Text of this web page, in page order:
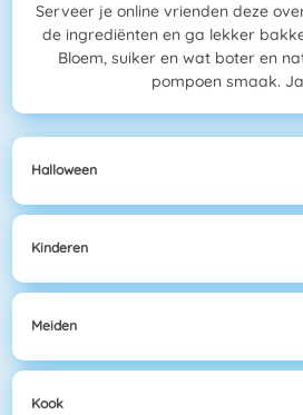
Serveer je online vrienden deze
de ingrediënten en ga lekker
Bloem, suiker en wat boter en
pompoen smaak.
Halloween
Kinderen
Meiden
Kook